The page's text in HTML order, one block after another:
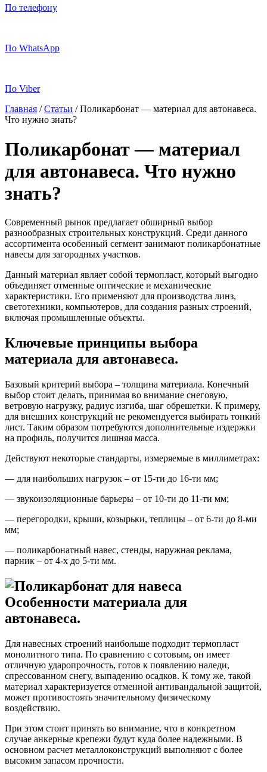
По телефону
По WhatsApp
По Viber
Главная /Статьи /Поликарбонат — материал для автонавеса.
Что нужно знать?
Поликарбонат — материал
для автонавеса. Что нужно
знать?
Современный рынок предлагает обширный выбор
разнообразных строительных конструкций. Среди данного
ассортимента особенный сегмент занимают поликарбонатные
навесы для загородных участков.
Данный материал являет собой термопласт, который выгодно
объединяет отменные оптические и механические
характеристики. Его применяют для производства линз,
светотехники, компьютеров, для создания разных строений,
включая промышленные объекты.
Ключевые принципы выбора
материала для автонавеса.
Базовый критерий выбора – толщина материала. Конечный
выбор стоит делать, принимая во внимание снеговую,
ветровую нагрузку, радиус изгиба, шаг обрешетки. К примеру,
для внешних конструкций не рекомендуется выбирать тонкий
лист. Таким образом потребуются дополнительные издержки
на профиль, получится лишняя масса.
Действуют некоторые стандарты, измеряемые в миллиметрах:
— для наибольших нагрузок – от 15-ти до 16-ти мм;
— звукоизоляционные барьеры – от 10-ти до 11-ти мм;
— перегородки, крыши, козырьки, теплицы – от 6-ти до 8-ми
мм;
— поликарбонатный навес, стенды, наружная реклама,
парник – от 4-х до 5-ти мм.
Особенности материала для
автонавеса.
Для навесных строений наибольше подходит термопласт
монолитного типа. По сравнению с сотовым, он имеет
отличную ударопрочность, готов к появлению наледи,
спрессованном снегу, выпадению осадков. К тому же, такой
материал характеризуется отменной антивандальной защитой,
может противостоять значительному физическому
воздействию.
При этом стоит принять во внимание, что в конкретном
случае анкерные крепежи будут куда более надежными. В
основном расчет металлоконструкций выполняют с более
высоким запасом прочности.